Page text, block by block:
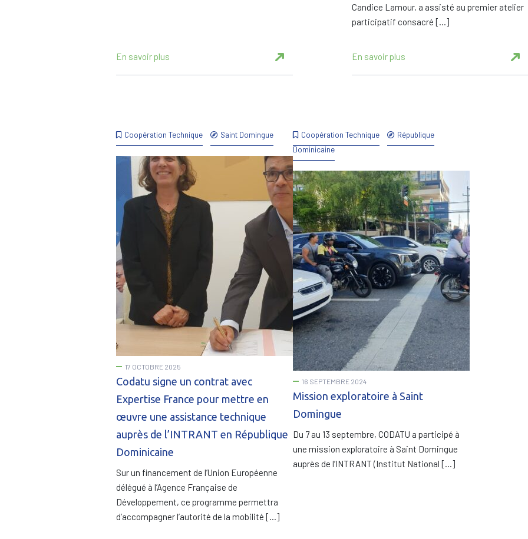
En savoir plus
Candice Lamour, a assisté au premier atelier
participatif consacré […]
En savoir plus
Coopération Technique Saint Domingue
17 OCTOBRE 2025
Codatu signe un contrat avec
Expertise France pour mettre en
œuvre une assistance technique
auprès de l’INTRANT en République
Dominicaine
Sur un financement de l’Union Européenne
délégué à l’Agence Française de
Développement, ce programme permettra
d’accompagner l’autorité de la mobilité […]
Coopération Technique
République
Dominicaine
16 SEPTEMBRE 2024
Mission exploratoire à Saint
Domingue
Du 7 au 13 septembre, CODATU a participé à
une mission exploratoire à Saint Domingue
auprès de l’INTRANT (Institut National […]